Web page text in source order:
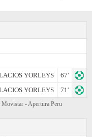
YORLEYS
67'
YORLEYS
71'
- Apertura Peru